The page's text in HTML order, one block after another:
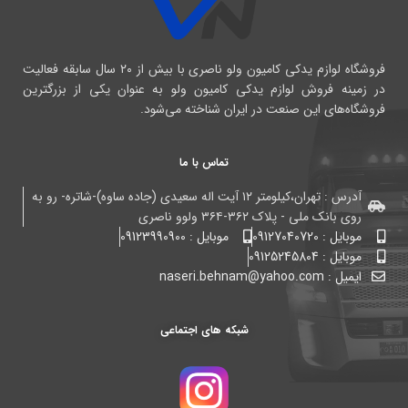
فروشگاه لوازم یدکی کامیون ولو ناصری با بیش از ۲۰ سال سابقه فعالیت
در زمینه فروش لوازم یدکی کامیون ولو به عنوان یکی از بزرگترین
فروشگاه‌های این صنعت در ایران شناخته می‌شود.
تماس با ما
آدرس : تهران،کیلومتر ۱۲ آیت اله سعیدی (جاده ساوه)-شاتره- رو به
روی بانک ملی - پلاک ۳۶۲-۳۶۴ ولوو ناصری
موبایل : 09127040720
موبایل : 09123990900
موبایل : 09125245804
ایمیل : naseri.behnam@yahoo.com
شبکه های اجتماعی